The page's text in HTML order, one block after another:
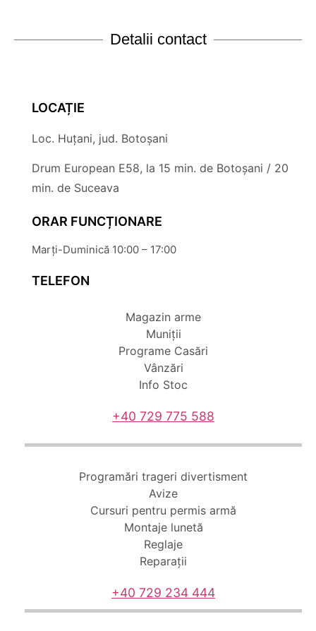
Detalii contact
LOCAȚIE
Loc. Huțani, jud. Botoșani
Drum European E58, la 15 min. de Botoșani / 20
min. de Suceava
ORAR FUNCȚIONARE
Marți-Duminică 10:00 – 17:00
TELEFON
Magazin arme
Muniții
Programe Casări
Vânzări
Info Stoc
+40 729 775 588
Programări trageri divertisment
Avize
Cursuri pentru permis armă
Montaje lunetă
Reglaje
Reparații
+40 729 234 444